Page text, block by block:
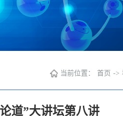
当前位置： 首页 ->
道”大讲坛第八讲